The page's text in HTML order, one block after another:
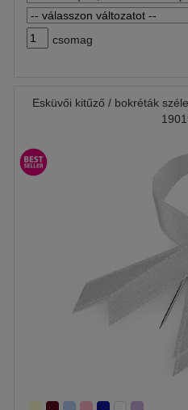
csomag
Esküvői kitűző / bokréták